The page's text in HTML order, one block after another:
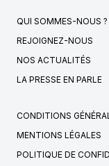
QUI SOMMES-NOUS ?
REJOIGNEZ-NOUS
NOS ACTUALITÉS
LA PRESSE EN PARLE
CONDITIONS
MENTIONS LÉGALES
POLITIQUE DE